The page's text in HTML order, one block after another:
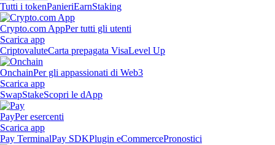
Tutti i tokenPanieriEarnStaking
Crypto.com AppPer tutti gli utenti
Scarica app
CriptovaluteCarta prepagata VisaLevel Up
OnchainPer gli appassionati di Web3
Scarica app
SwapStakeScopri le dApp
PayPer esercenti
Scarica app
Pay TerminalPay SDKPlugin eCommercePronostici